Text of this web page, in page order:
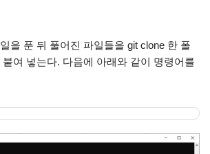
을 푼 뒤 풀어진 파일들을 git clone 한 폴
여 넣는다. 다음에 아래와 같이 명령어를